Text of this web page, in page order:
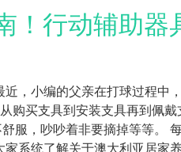
！行动辅助
，小编的父亲在打球过程
购买支具到安装支具再到佩
服，吵吵着非要摘掉等等。
系统了解关于澳大利亚居